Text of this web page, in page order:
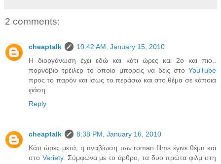
2 comments:
cheaptalk
10:42 AM, January 15, 2010
Η διοργάνωση έχει εδώ και κάτι ώρες και 2ο και πιο..
πορνόβιο τρέιλερ το οποίο μπορείς να δεις στο YouTube
προς το παρόν και ίσως το περάσω και στο θέμα σε κάποια
φάση.
Reply
cheaptalk
8:38 PM, January 16, 2010
Κάτι ώρες μετά, η αναβίωση των roman films έγινε θέμα και
στο Variety. Σύμφωνα με το άρθρο, τα δυο πρώτα φιλμ στη